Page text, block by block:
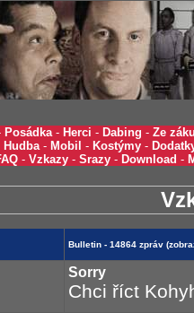
Posádka- Herci - Dabing - Ze
Hudba- Mobil - Kostýmy -
- Vzkazy - Srazy - Download -
Bulletin - 14864 zpráv
Sorry
Chci říct